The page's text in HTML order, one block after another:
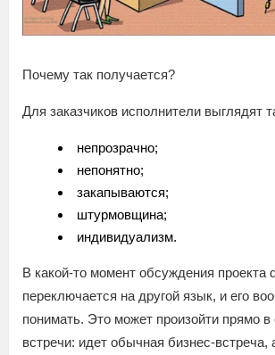
Почему так получается?
Для заказчиков исполнители выглядят
непрозрачно;
непонятно;
закапываются;
штурмовщина;
индивидуализм.
В какой-то момент обсуждения проекта
переключается на другой язык, и его
понимать. Это может произойти прямо в
встречи: идет обычная бизнес-встреча,